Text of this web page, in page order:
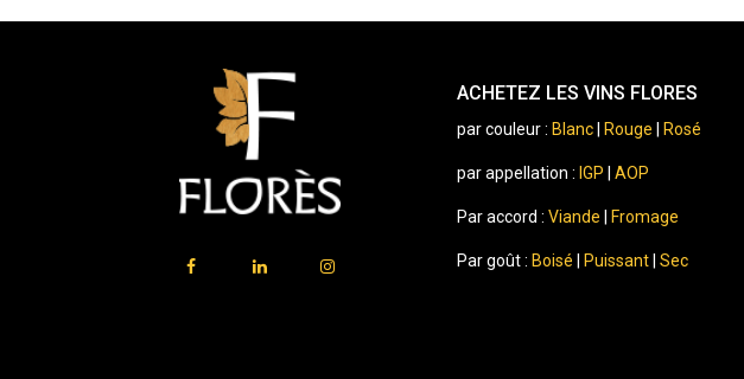
ACHETEZ LES VINS FLORES
par couleur : Blanc| Rouge Rosé
par appellation : IGP AOP
Par accord : Viande Fromage
Par goût : Boisé Puissant Sec